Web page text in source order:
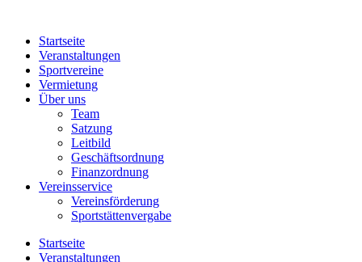
springenStartseite
Veranstaltungen
Sportvereine
Vermietung
Über uns
Team
Satzung
Leitbild
Geschäftsordnung
Finanzordnung
Vereinsservice
Vereinsförderung
Sportstättenvergabe
Startseite
Veranstaltungen